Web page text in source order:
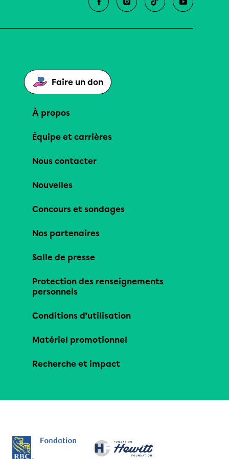
Faire un don
À propos
Équipe et carrières
Nous contacter
Nouvelles
Concours et sondages
Nos partenaires
Salle de presse
Protection des renseignements
personnels
Conditions d’utilisation
Matériel promotionnel
Recherche et impact